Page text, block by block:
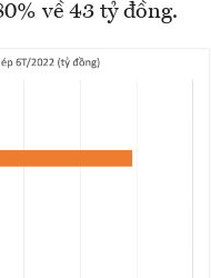
về 43 tỷ đồng.